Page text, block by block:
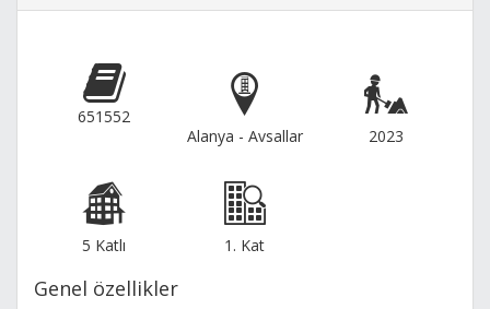
651552
Alanya - Avsallar
2023
5 Katlı 1. Kat
Genel özellikler